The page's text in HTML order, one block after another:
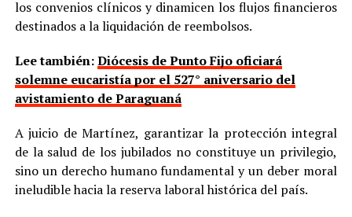
los convenios clínicos y dinamicen los flujos financieros
destinados a la liquidación de reembolsos.
Lee también:Diócesis de Punto Fijo oficiará
solemne eucaristía por el 527° aniversario del
avistamiento de Paraguaná
A juicio de Martínez, garantizar la protección integral
de la salud de los jubilados no constituye un privilegio,
sino un derecho humano fundamental y un deber moral
ineludible hacia la reserva laboral histórica del país.